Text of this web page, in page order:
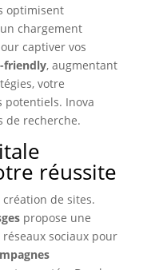
optimisent
chargement
captiver vos
friendly, augmentant
votre
Inova
de recherche.
réussite
création de sites.
propose une
sociaux pour